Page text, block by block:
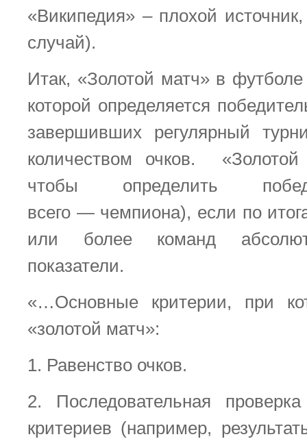
«Википедия» – плохой
случай).
Итак, «Золотой матч» в
которой определяется
завершивших регулярный
количеством очков. «Золотой
чтобы определить
всего — чемпиона), если по
или более команд
показатели.
«…Основные критерии, при
«золотой матч»:
1. Равенство очков.
2. Последовательная
критериев (например,